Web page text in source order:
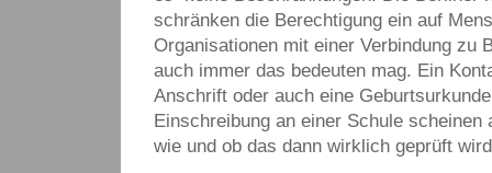
schränken die Berechtigung ein auf
Organisationen mit einer Verbindung zu
auch immer das bedeuten mag. Ein
Anschrift oder auch eine
Einschreibung an einer Schule scheinen
wie und ob das dann wirklich geprüft